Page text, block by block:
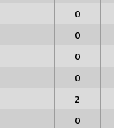
0
0
0
0
2
0